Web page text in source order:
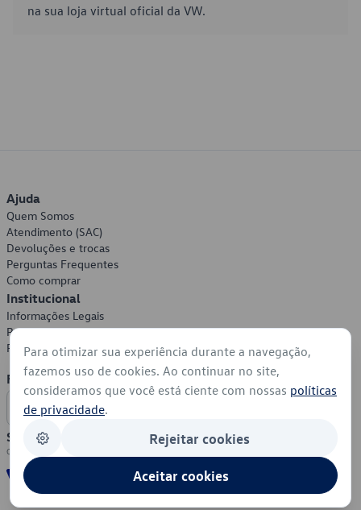
na sua loja virtual oficial da VW.
Ajuda
Quem Somos
Atendimento (SAC)
Devoluções e trocas
Perguntas Frequentes
Como comprar
Institucional
Informações Legais
Política de Privacidade
Política de Cookies
Formas de Pagamento
Segurança
Para otimizar sua experiência durante a navegação,
fazemos uso de cookies. Ao continuar no site,
consideramos que você está ciente com nossas políticas
de privacidade.
Rejeitar cookies
Aceitar cookies